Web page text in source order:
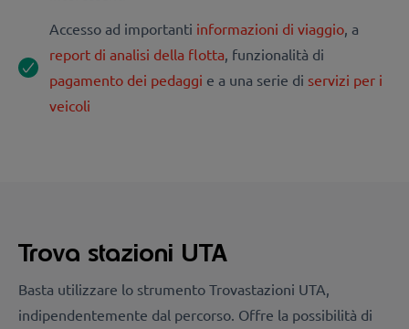
Accesso ad importanti informazioni di viaggio, a
report di analisi della flotta, funzionalità di
pagamento dei pedaggi e a una serie di servizi per i
veicoli
Trova stazioni UTA
Basta utilizzare lo strumento Trovastazioni UTA,
indipendentemente dal percorso. Offre la possibilità di